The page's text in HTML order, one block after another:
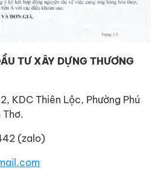
TƯ XÂY DỰNG THƯƠNG
KDC Thiên Lộc, Phường Phú
Thơ.
(zalo)